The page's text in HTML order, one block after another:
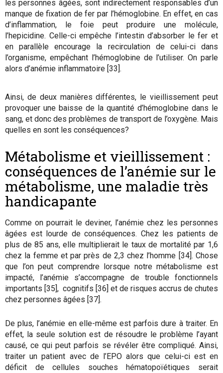
les personnes âgées, sont indirectement responsables d’un
manque de fixation de fer par l’hémoglobine. En effet, en cas
d’inflammation, le foie peut produire une molécule,
l’hepicidine. Celle-ci empêche l’intestin d’absorber le fer et
en parallèle encourage la recirculation de celui-ci dans
l’organisme, empêchant l’hémoglobine de l’utiliser. On parle
alors d’anémie inflammatoire [33].
Ainsi, de deux manières différentes, le vieillissement peut
provoquer une baisse de la quantité d’hémoglobine dans le
sang, et donc des problèmes de transport de l’oxygène. Mais
quelles en sont les conséquences?
Métabolisme et vieillissement :
conséquences de l’anémie sur le
métabolisme, une maladie très
handicapante
Comme on pourrait le deviner, l’anémie chez les personnes
âgées est lourde de conséquences. Chez les patients de
plus de 85 ans, elle multiplierait le taux de mortalité par 1,6
chez la femme et par près de 2,3 chez l’homme [34]. Chose
que l’on peut comprendre lorsque notre métabolisme est
impacté, l’anémie s’accompagne de trouble fonctionnels
importants [35], cognitifs [36] et de risques accrus de chutes
chez personnes âgées [37].
De plus, l’anémie en elle-même est parfois dure à traiter. En
effet, la seule solution est de résoudre le problème l’ayant
causé, ce qui peut parfois se révéler être compliqué. Ainsi,
traiter un patient avec de l’EPO alors que celui-ci est en
déficit de cellules souches hématopoïétiques serait